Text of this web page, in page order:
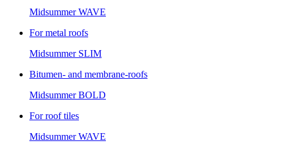
MidsummerWAVE
For metal roofs
Midsummer SLIM
Bitumen- and membrane-roofs
MidsummerBOLD
For roof tiles
MidsummerWAVE